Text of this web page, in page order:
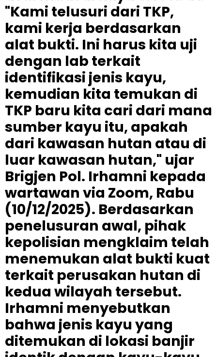
"Kami telusuri dari TKP,
kami kerja berdasarkan
alat bukti. Ini harus kita uji
dengan lab terkait
identifikasi jenis kayu,
kemudian kita temukan di
TKP baru kita cari dari mana
sumber kayu itu, apakah
dari kawasan hutan atau di
luar kawasan hutan," ujar
Brigjen Pol. Irhamni kepada
wartawan via Zoom, Rabu
(10/12/2025). Berdasarkan
penelusuran awal, pihak
kepolisian mengklaim telah
menemukan alat bukti kuat
terkait perusakan hutan di
kedua wilayah tersebut.
Irhamni menyebutkan
bahwa jenis kayu yang
ditemukan di lokasi banjir